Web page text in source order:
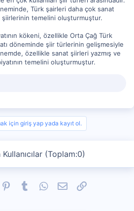
Türk şairleri daha çok sanat
şiirlerinin temelini oluşturmuştur.
kökeni, özellikle Orta Çağ Türk
döneminde şiir türlerinin gelişmesiyle
özellikle sanat şiirleri yazmış ve
temelini oluşturmuştur.
için giriş yap yada kayıt ol.
(Toplam:0)
PinterestTumblrWhatsApp
E-postaLink